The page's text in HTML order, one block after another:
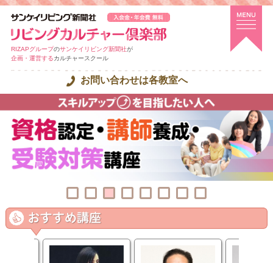
RIZAPグループのサンケイリビング新聞社が
企画・運営するカルチャースクール
お問い合わせは各教室へ